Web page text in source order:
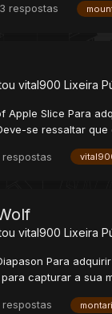
3 respostas
vital900 Lixeira
Apple Slice Para
se ressaltar
respostas
vital900 Lixeira
Para
capturar a sua
respostas